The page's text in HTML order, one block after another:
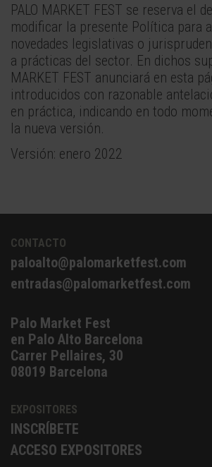
PALO MARKET FEST se reserva el
modificar la presente Política para
novedades legislativas o
a prácticas del sector. En dichos
MARKET FEST anunciará en esta
introducidos con razonable
en práctica, indicando en todo
la nueva versión.
Versión: enero 2022
CONTACTO
paloalto@palomarketfest.com
entradas@palomarketfest.com
Palo Market Fest
en Palo Alto Barcelona
Carrer Pellaires, 30
08019 Barcelona
EXPOSITORES
INSCRÍBETE
ACCESO EXPOSITORES